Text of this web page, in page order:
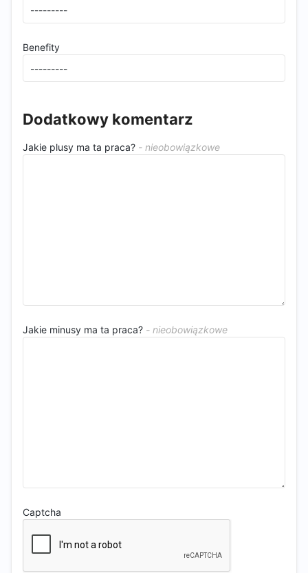
Benefity
Dodatkowy komentarz
Jakie plusy ma ta praca?
Jakie minusy ma ta praca?
Captcha